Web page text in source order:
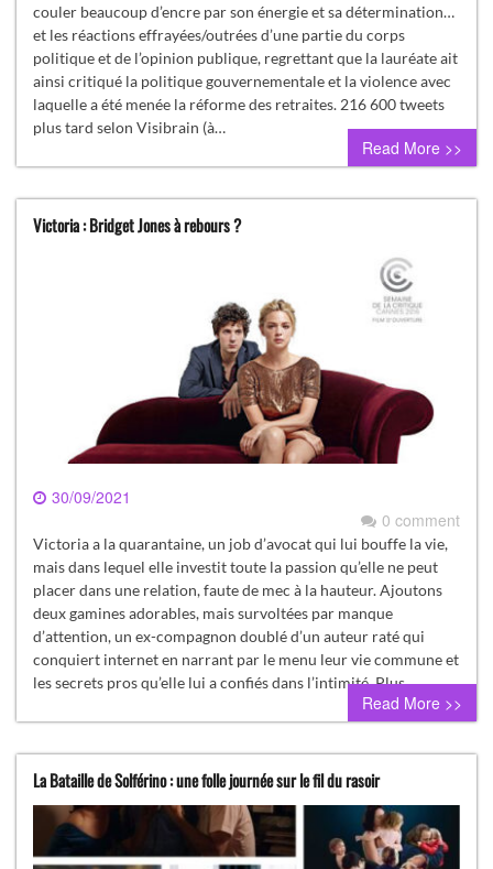
couler beaucoup d’encre par son énergie et sa détermination…
et les réactions effrayées/outrées d’une partie du corps
politique et de l’opinion publique, regrettant que la lauréate ait
ainsi critiqué la politique gouvernementale et la violence avec
laquelle a été menée la réforme des retraites. 216 600 tweets
plus tard selon Visibrain (à…
Read More >>
Victoria : Bridget Jones à rebours ?
30/09/2021
0 comment
Victoria a la quarantaine, un job d’avocat qui lui bouffe la vie,
mais dans lequel elle investit toute la passion qu’elle ne peut
placer dans une relation, faute de mec à la hauteur. Ajoutons
deux gamines adorables, mais survoltées par manque
d’attention, un ex-compagnon doublé d’un auteur raté qui
conquiert internet en narrant par le menu leur vie commune et
les secrets pros qu’elle lui a confiés dans l’intimité. Plus…
Read More >>
La Bataille de Solférino : une folle journée sur le fil du rasoir